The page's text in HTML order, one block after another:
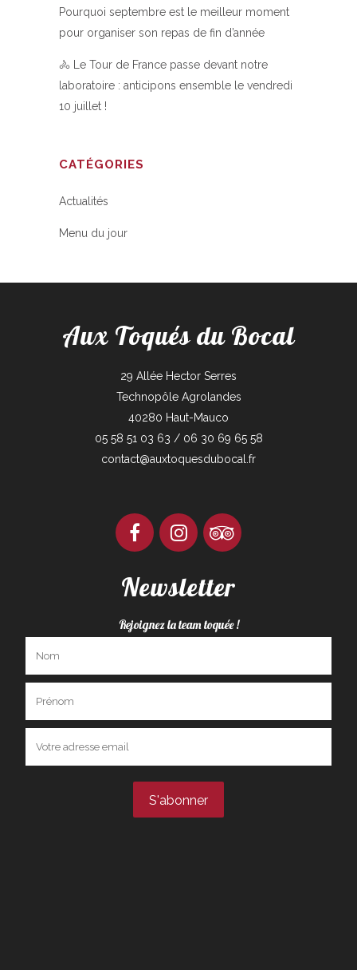
Pourquoi septembre est le meilleur moment
pour organiser son repas de fin d’année
🚴 Le Tour de France passe devant notre
laboratoire : anticipons ensemble le vendredi
10 juillet !
CATÉGORIES
Actualités
Menu du jour
Aux Toqués du Bocal
29 Allée Hector Serres
Technopôle Agrolandes
40280 Haut-Mauco
05 58 51 03 63 / 06 30 69 65 58
contact@auxtoquesdubocal.fr
Newsletter
Rejoignez la team toquée !